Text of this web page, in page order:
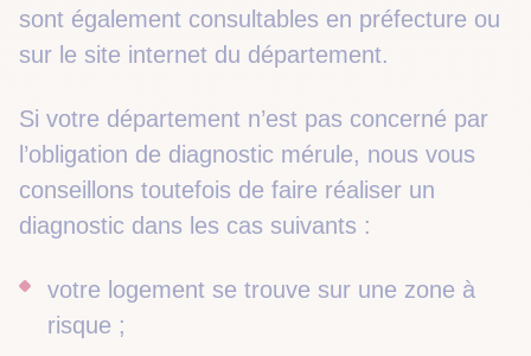
sont également consultables en préfecture ou
sur le site internet du département.
Si votre département n’est pas concerné par
l’obligation de diagnostic mérule, nous vous
conseillons toutefois de faire réaliser un
diagnostic dans les cas suivants :
votre logement se trouve sur une zone à
risque ;